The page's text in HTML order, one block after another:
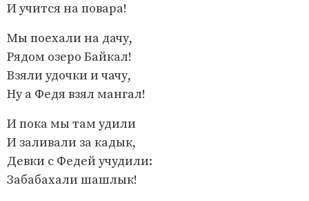
И учится на повара!
Мы поехали на дачу,
Рядом озеро Байкал!
Взяли удочки и чачу,
Ну а Федя взял мангал!
И пока мы там удили
И заливали за кадык,
Девки с Федей учудили:
Забабахали шашлык!